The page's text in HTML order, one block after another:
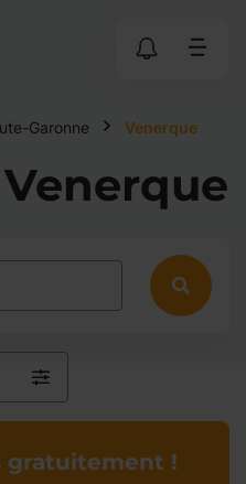
Garonne Venerque
gratuitement !